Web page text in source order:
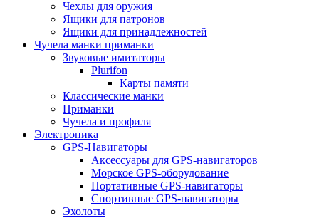
Чехлы для оружия
Ящики для патронов
Ящики для принадлежностей
Чучела манки приманки
Звуковые имитаторы
Plurifon
Карты памяти
Классические манки
Приманки
Чучела и профиля
Электроника
GPS-Навигаторы
Аксессуары для GPS-навигаторов
Морское GPS-оборудование
Портативные GPS-навигаторы
Спортивные GPS-навигаторы
Эхолоты